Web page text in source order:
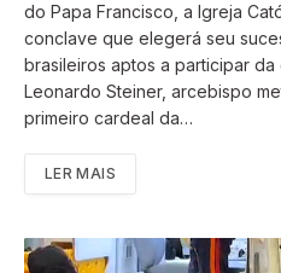
do Papa Francisco, a Igreja
conclave que elegerá seu
brasileiros aptos a participar
Leonardo Steiner, arcebispo
primeiro cardeal da…
LER MAIS